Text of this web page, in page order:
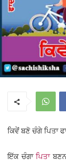
ਕਿਵੇਂ ਬਣੋ ਚੰਗੇ ਪਿਤਾ
ਇੱਕ ਚੰਗਾਪਿਤਾ